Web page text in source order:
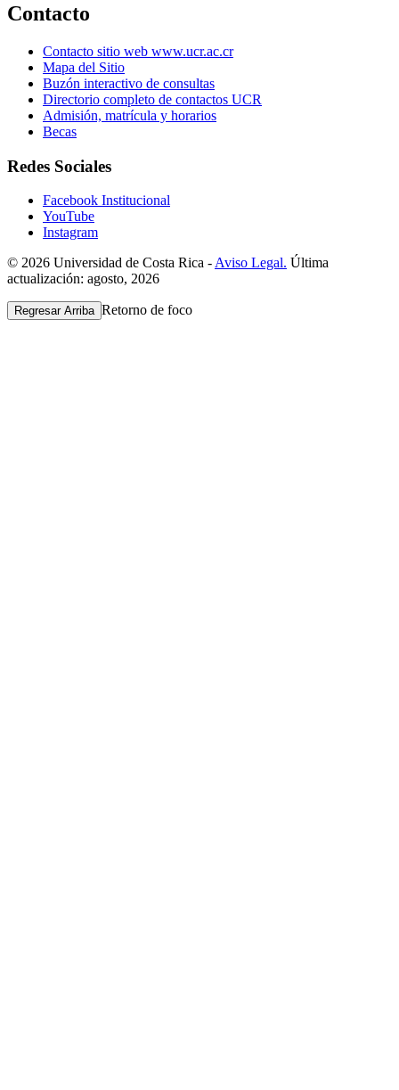
Contacto
Contacto sitio web www.ucr.ac.cr
Mapa del Sitio
Buzón interactivo de consultas
Directorio completo de contactos UCR
Admisión, matrícula y horarios
Becas
Redes Sociales
Facebook Institucional
YouTube
Instagram
© 2026 Universidad de Costa Rica - Aviso Legal. Última
actualización: agosto, 2026
Regresar Arriba Retorno de foco